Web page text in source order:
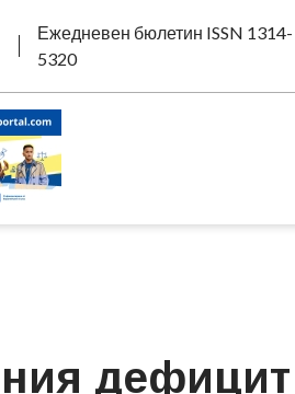
Ежедневен бюлетин ISSN 1314-
5320